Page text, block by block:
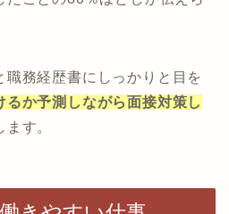
務経歴書にしっかりと目を
るか予測しながら面接対策し
す。